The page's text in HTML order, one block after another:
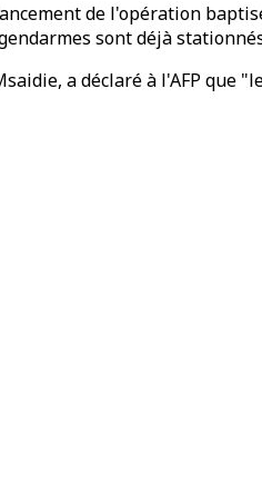
de l'opération
sont déjà
a déclaré à l'AFP que